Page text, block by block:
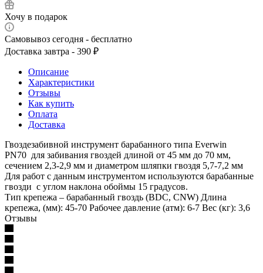
Хочу в подарок
Самовывоз сегодня - бесплатно
Доставка завтра - 390 ₽
Описание
Характеристики
Отзывы
Как купить
Оплата
Доставка
Гвоздезабивной инструмент барабанного типа Everwin
PN70 для забивания гвоздей длиной от 45 мм до 70 мм,
сечением 2,3-2,9 мм и диаметром шляпки гвоздя 5,7-7,2 мм
Для работ с данным инструментом используются барабанные
гвозди с углом наклона обоймы 15 градусов.
Тип крепежа – барабанный гвоздь (BDC, CNW) Длина
крепежа, (мм): 45-70 Рабочее давление (атм): 6-7 Вес (кг): 3,6
Отзывы